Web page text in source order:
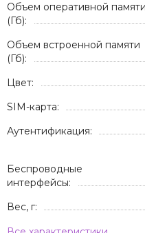
Объем оперативной памяти
(Гб):
Объем встроенной памяти
(Гб):
Цвет:
SIM-карта:
Аутентификация:
Беспроводные
интерфейсы:
Вес, г: